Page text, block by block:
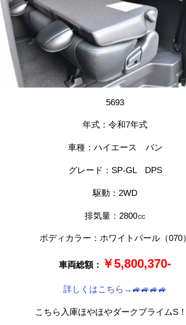
5693
年式：令和7年式
車種：ハイエース バン
グレード：SP-GL DPS
駆動：2WD
排気量：2800㏄
ボディカラー：ホワイトパール（070）
車両総額： ￥5,800,370-
詳しくはこちら→🚙🚙🚙🚙
こちら入庫ほやほやダークプライムS！